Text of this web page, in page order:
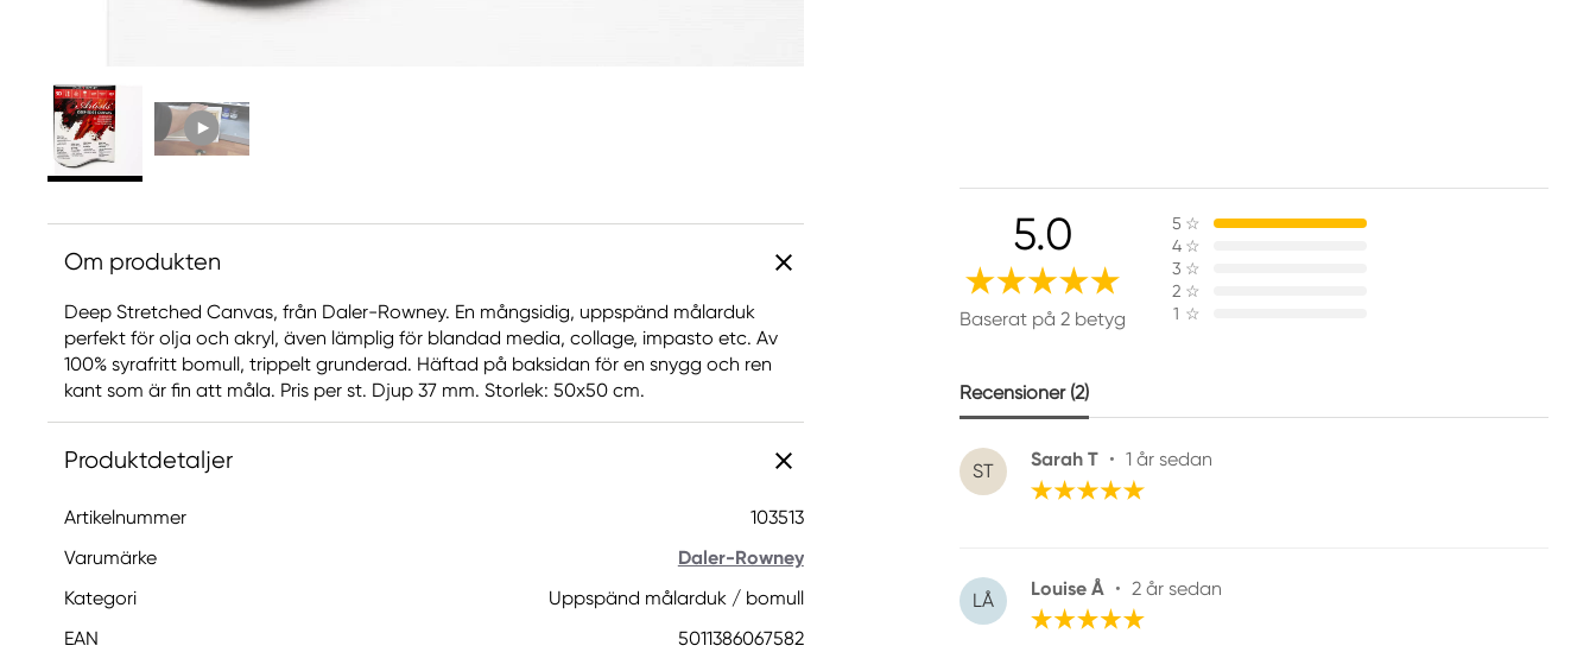
Om produkten
Deep Stretched Canvas, från Daler-Rowney. En mångsidig, uppspänd målarduk
perfekt för olja och akryl, även lämplig för blandad media, collage, impasto etc. Av
100% syrafritt bomull, trippelt grunderad. Häftad på baksidan för en snygg och ren
kant som är fin att måla. Pris per st. Djup 37 mm. Storlek: 50x50 cm.
Produktdetaljer
Artikelnummer
103513
Varumärke
Daler-Rowney
Kategori
Uppspänd målarduk / bomull
EAN
5011386067582
5.0
Baserat på 2 betyg
5 ☆
4 ☆
3 ☆
2 ☆
1 ☆
Recensioner (2)
ST
Sarah T • 1 år sedan
LÅ
Louise Å • 2 år sedan